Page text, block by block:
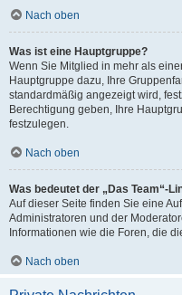
Nach oben
Was ist eine Hauptgruppe?
Wenn Sie Mitglied in mehr als
Hauptgruppe dazu, Ihre
standardmäßig angezeigt wird,
Berechtigung geben, Ihre
festzulegen.
Nach oben
Was bedeutet der „Das Team“-
Auf dieser Seite finden Sie eine
Administratoren und der
Informationen wie die Foren, die
Nach oben